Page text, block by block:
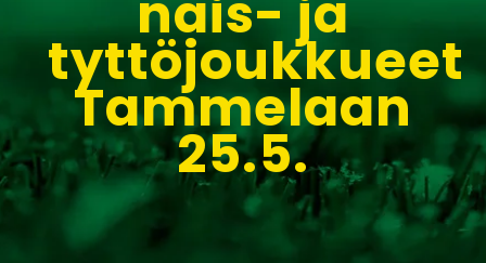
nais- ja
tyttöjoukkueet
Tammelaan
25.5.